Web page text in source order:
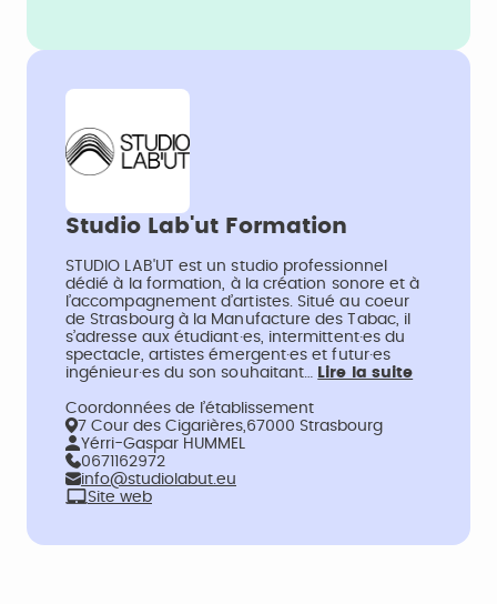
Studio Lab'ut Formation
STUDIO LAB'UT est un studio professionnel
dédié à la formation, à la création sonore et à
l’accompagnement d’artistes. Situé au coeur
de Strasbourg à la Manufacture des Tabac, il
s’adresse aux étudiant·es, intermittent·es du
spectacle, artistes émergent·es et futur·es
ingénieur·es du son souhaitant… Lire la suite
Coordonnées de l’établissement
7 Cour des Cigarières,67000 Strasbourg
Yérri-Gaspar HUMMEL
0671162972
info@studiolabut.eu
Site web